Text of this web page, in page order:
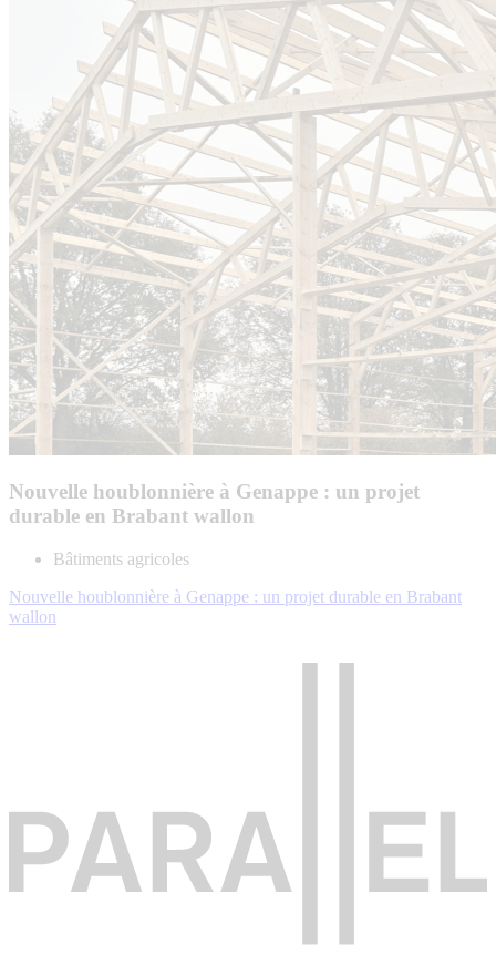
Nouvelle houblonnière à Genappe : un projet
durable en Brabant wallon
Bâtiments agricoles
Nouvelle houblonnière à Genappe : un projet durable en Brabant
wallon